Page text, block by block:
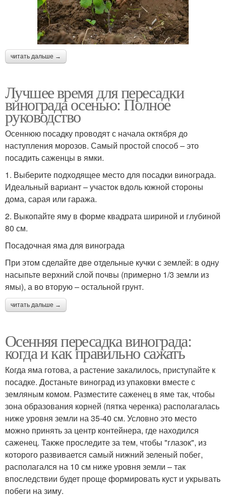
читать дальше →
Лучшее время для пересадки
винограда осенью: Полное
руководство
Осеннюю посадку проводят с начала октября до
наступления морозов. Самый простой способ – это
посадить саженцы в ямки.
1. Выберите подходящее место для посадки винограда.
Идеальный вариант – участок вдоль южной стороны
дома, сарая или гаража.
2. Выкопайте яму в форме квадрата шириной и глубиной
80 см.
Посадочная яма для винограда
При этом сделайте две отдельные кучки с землей: в одну
насыпьте верхний слой почвы (примерно 1/3 земли из
ямы), а во вторую – остальной грунт.
читать дальше →
Осенняя пересадка винограда:
когда и как правильно сажать
Когда яма готова, а растение закалилось, приступайте к
посадке. Достаньте виноград из упаковки вместе с
земляным комом. Разместите саженец в яме так, чтобы
зона образования корней (пятка черенка) располагалась
ниже уровня земли на 35-40 см. Условно это место
можно принять за центр контейнера, где находился
саженец. Также проследите за тем, чтобы "глазок", из
которого развивается самый нижний зеленый побег,
располагался на 10 см ниже уровня земли – так
впоследствии будет проще формировать куст и укрывать
побеги на зиму.